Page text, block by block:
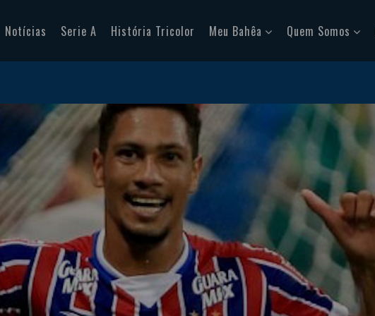
Notícias Serie A História Tricolor Meu Bahêa Quem Somos